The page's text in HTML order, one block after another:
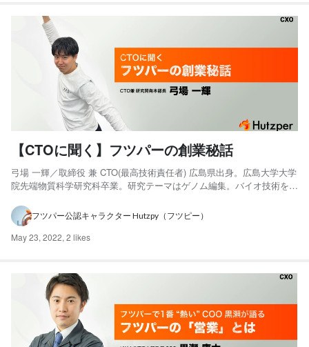
【CTOに聞く】フツパーの創業秘話
弓場 一輝／取締役 兼 CTO(最高技術責任者) 広島県出身。広島大学大学
院先端物質科学研究科卒業。研究テーマはゲノム編集。バイオ技術を主
を習得。学生時代に複数のAIモデル構築を経験し、新卒で共同創業。
NVIDIA「GTC 2020」登壇実績あり。 ...
フツパー公認キャラクター Hutzpy（フツピー）
May 23, 2022, 2 likes